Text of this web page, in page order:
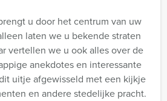
u door het centrum van uw
laten we u bekende straten
vertellen we u ook alles over de
anekdotes en interessante
uitje afgewisseld met een kijkje
en andere stedelijke pracht.